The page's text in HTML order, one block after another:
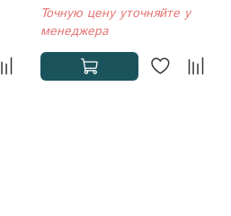
Точную цену уточняйте у
менеджера